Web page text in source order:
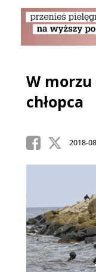
W morzu
chłopca
2018-